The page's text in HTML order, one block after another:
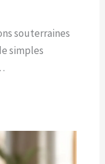
souterraines
simples